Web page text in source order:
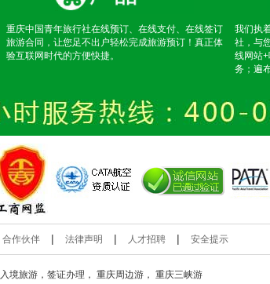
重庆中国青年旅行社在线预订、在线支付、在线签订
旅游合同，让您足不出户轻松完成旅游预订！真正体
验互联网时代的方便快捷。
我们执
社，与
线网站
务；遍
合作伙伴 | 法律声明 | 人才招聘 | 安全提示
境旅游，签证办理， 重庆周边游 ， 重庆三峡游